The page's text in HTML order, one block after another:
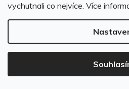
vychutnali co nejvíce. Více